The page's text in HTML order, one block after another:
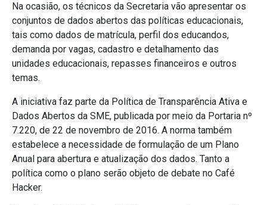
Na ocasião, os técnicos da Secretaria vão apresentar os
conjuntos de dados abertos das políticas educacionais,
tais como dados de matrícula, perfil dos educandos,
demanda por vagas, cadastro e detalhamento das
unidades educacionais, repasses financeiros e outros
temas.
A iniciativa faz parte da Política de Transparência Ativa e
Dados Abertos da SME, publicada por meio da Portaria nº
7.220, de 22 de novembro de 2016. A norma também
estabelece a necessidade de formulação de um Plano
Anual para abertura e atualização dos dados. Tanto a
política como o plano serão objeto de debate no Café
Hacker.